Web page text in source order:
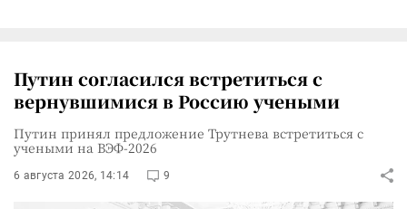
Путин согласился встретиться с
вернувшимися в Россию учеными
Путин принял предложение Трутнева встретиться с
учеными на ВЭФ-2026
6 августа 2026, 14:14 9